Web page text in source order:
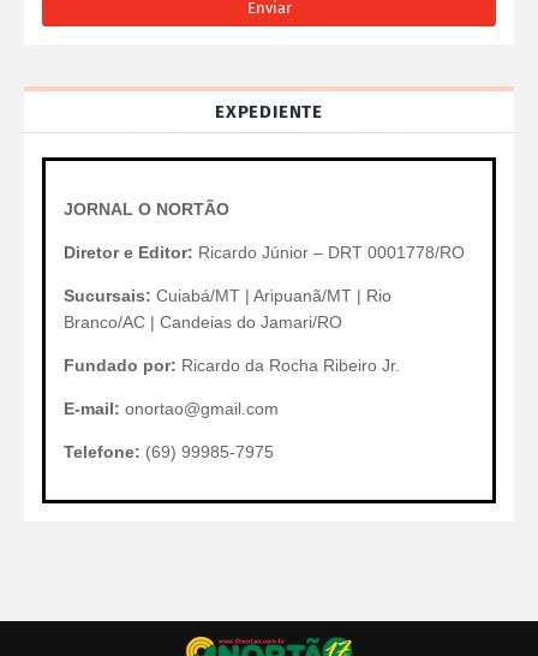
EXPEDIENTE
JORNAL O NORTÃO
Diretor e Editor: Ricardo Júnior – DRT 0001778/RO
Sucursais: Cuiabá/MT | Aripuanã/MT | Rio
Branco/AC | Candeias do Jamari/RO
Fundado por: Ricardo da Rocha Ribeiro Jr.
E-mail: onortao@gmail.com
Telefone: (69) 99985-7975